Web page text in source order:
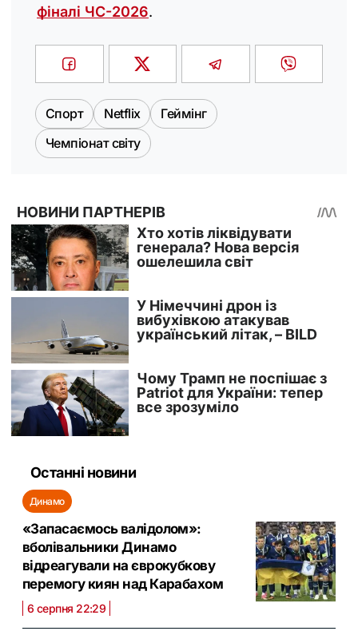
фіналі ЧС-2026.
Спорт Netflix
Геймінг
Чемпіонат світу
Останні новини
Динамо
«Запасаємось валідолом»:
вболівальники Динамо
відреагували на єврокубкову
перемогу киян над Карабахом
6 серпня 22:29